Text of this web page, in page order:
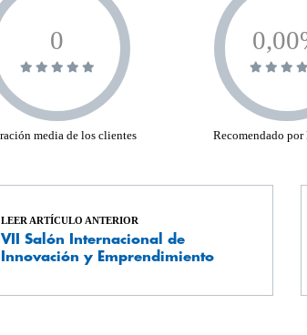
0
media de los clientes Recomendado
LEER ARTÍCULO ANTERIOR
VII Salón Internacional de
Innovación y Emprendimiento